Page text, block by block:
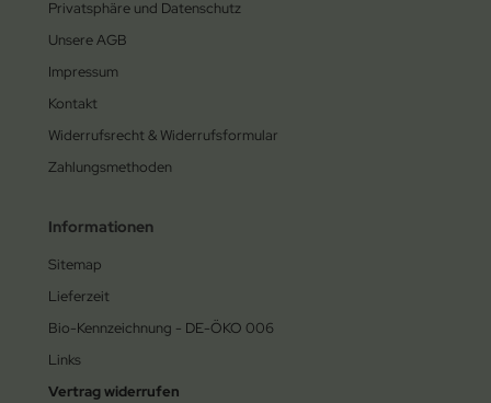
Privatsphäre und Datenschutz
Unsere AGB
Impressum
Kontakt
Widerrufsrecht & Widerrufsformular
Zahlungsmethoden
Informationen
Sitemap
Lieferzeit
Bio-Kennzeichnung - DE-ÖKO 006
Links
Vertrag widerrufen